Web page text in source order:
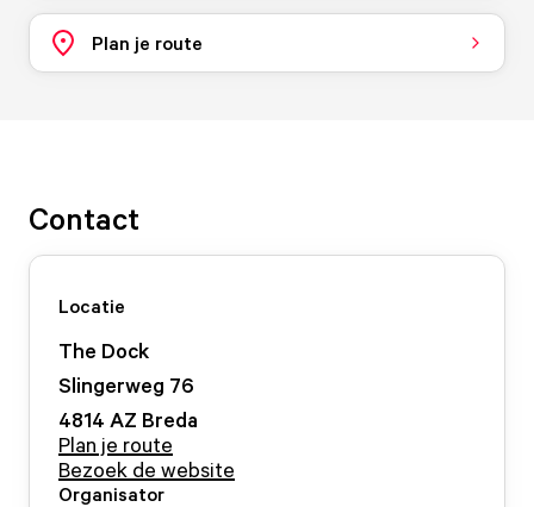
Plan je route
Contact
Locatie
The Dock
Slingerweg 76
4814 AZ Breda
Plan je route
Bezoek de website
Organisator